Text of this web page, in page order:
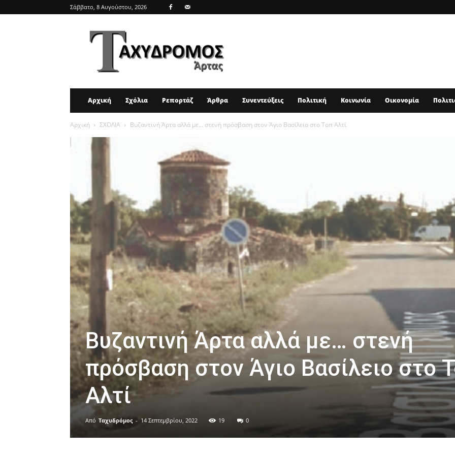
Σάββατο, 8 Αυγούστου, 2026
ΤΑΧΥΔΡΟΜΟΣ
Αρχική Σχόλια Ρεπορτάζ Άρθρα Συνεντεύξεις Πολιτική Κοινωνία Οικονομία
Αρχική ΣΧΟΛΙΑ Βυζαντινή Άρτα αλλά με… στενή πρόσβαση στον Άγιο Βασίλειο στο Τοπ Αλτί
Βυζαντινή Άρτα αλλά με… στενή
πρόσβαση στον Άγιο Βασίλειο στο
Αλτί
Από Ταχυδρόμος - 14 Σεπτεμβρίου, 2022 19 0